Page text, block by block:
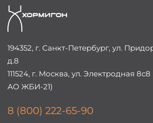
194352, г. Санкт-Петербург, ул.
д.8
111524, г. Москва, ул. Электродная
АО ЖБИ-21)
8 (800) 222-65-90